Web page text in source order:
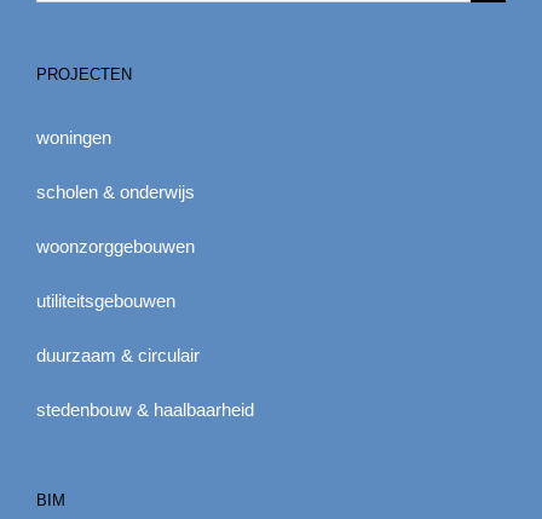
PROJECTEN
woningen
scholen & onderwijs
woonzorggebouwen
utiliteitsgebouwen
duurzaam & circulair
stedenbouw & haalbaarheid
BIM